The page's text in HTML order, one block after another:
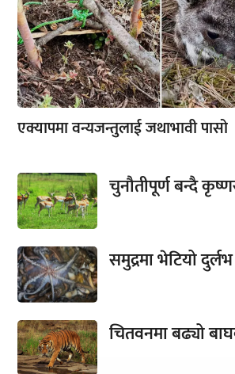
एक्यापमा वन्यजन्तुलाई जथाभावी पासो
चुनौतीपूर्ण बन्दै
समुद्रमा भेटियो
चितवनमा बढ्यो